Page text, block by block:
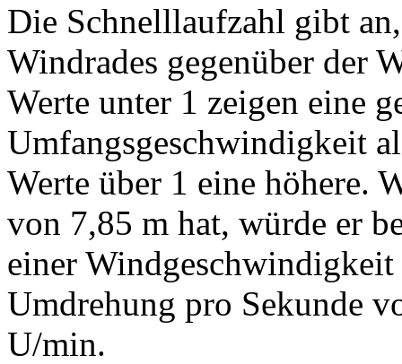
Die Schnelllaufzahl gibt
Windrades gegenüber der
Werte unter 1 zeigen eine
Umfangsgeschwindigkeit
Werte über 1 eine höhere.
von 7,85 m hat, würde er
einer
Umdrehung pro Sekunde
U/min.